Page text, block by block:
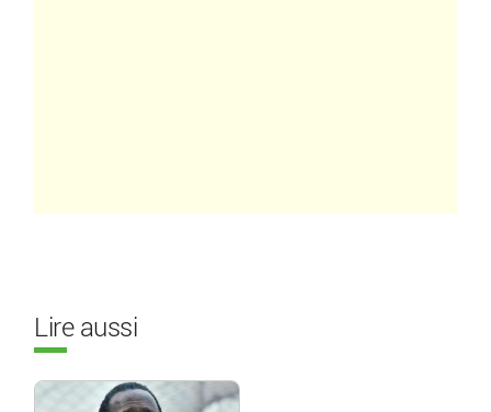
Lire aussi